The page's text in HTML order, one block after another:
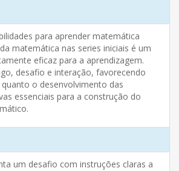
para aprender matemática
matemática nas series iniciais é um
eficaz para a aprendizagem.
desafio e interação, favorecendo
o desenvolvimento das
essenciais para a construção do
um desafio com instruções claras a